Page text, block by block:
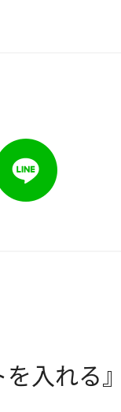
を入れる